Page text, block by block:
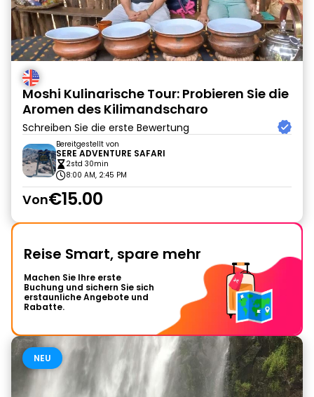
Moshi Kulinarische Tour: Probieren Sie die
Aromen des Kilimandscharo
Schreiben Sie die erste Bewertung
Bereitgestellt von
SERE ADVENTURE SAFARI
2std 30min
8:00 AM, 2:45 PM
Von€15.00
Reise Smart, spare mehr
Machen Sie Ihre erste
Buchung und sichern Sie sich
erstaunliche Angebote und
Rabatte.
NEU